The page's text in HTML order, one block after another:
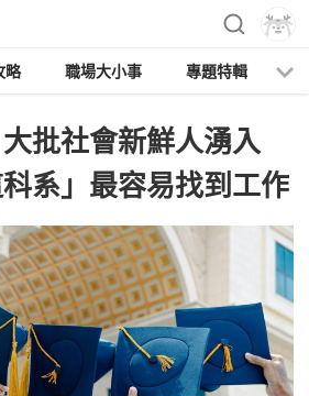
略 職場大小事 專題特輯
批社會新鮮人湧入
系」最容易找到工作